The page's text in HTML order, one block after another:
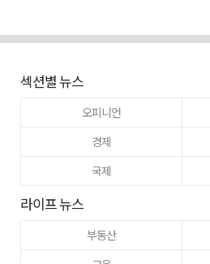
섹션별 뉴스
오피니언
경제
국제
라이프 뉴스
부동산